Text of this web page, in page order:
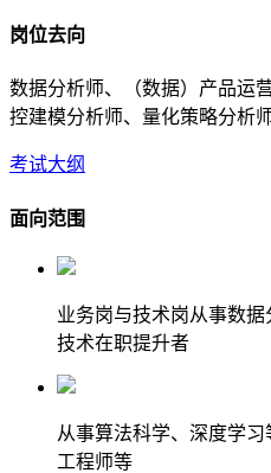
岗位去向
数据分析师、（数据）产品运
控建模分析师、量化策略分析
考试大纲
面向范围
业务岗与技术岗从事数
技术在职提升者
从事算法科学、深度学
工程师等